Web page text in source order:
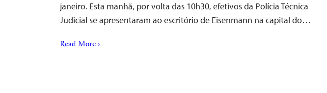
janeiro. Esta manhã, por volta das 10h30, efetivos da Polícia Técnica
Judicial se apresentaram ao escritório de Eisenmann na capital do…
Read More ›